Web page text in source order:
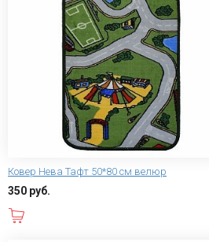
Ковер Нева Тафт 50*80 см велюр
350 руб.